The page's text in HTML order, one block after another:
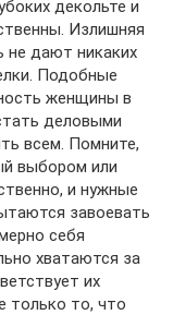
декольте и
Излишняя
не дают никаких
Подобные
женщины в
деловыми
всем. Помните,
выбором или
и нужные
завоевать
себя
хватаются за
их
только то, что